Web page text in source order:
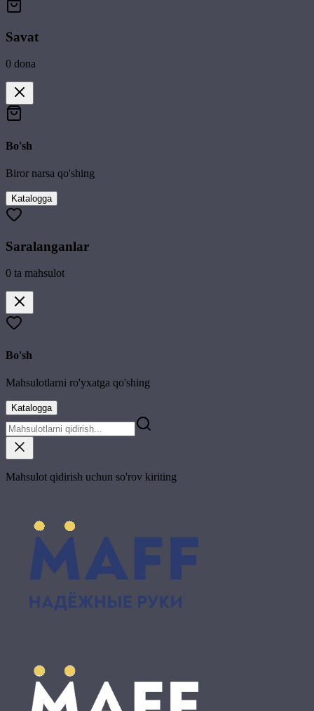
Savat
0 dona
Bo'sh
Biror narsa qo'shing
Katalogga
Saralanganlar
0 ta mahsulot
Bo'sh
Mahsulotlarni ro'yxatga qo'shing
Katalogga
Mahsulot qidirish uchun so'rov kiriting